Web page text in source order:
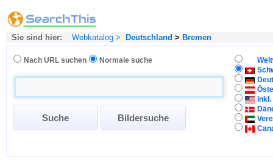
Sie sind hier: Webkatalog > Deutschland > Bremen
Nach URL suchen Normale suche
inkl.